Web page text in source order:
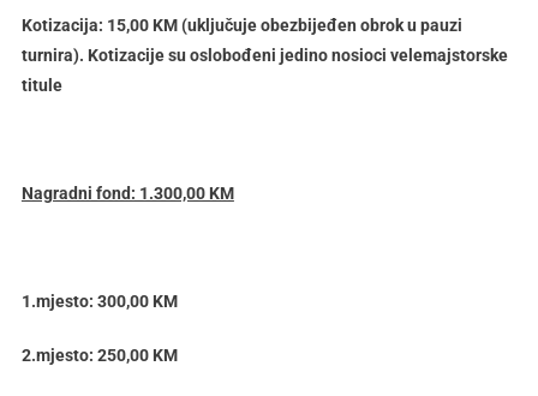
Kotizacija: 15,00 KM (uključuje obezbijeđen obrok u pauzi
turnira). Kotizacije su oslobođeni jedino nosioci velemajstorske
titule
Nagradni fond: 1.300,00 KM
1.mjesto: 300,00 KM
2.mjesto: 250,00 KM